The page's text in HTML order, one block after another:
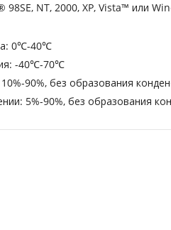
NT, 2000, XP, Vista™ или
0℃-40℃
-40℃-70℃
90%, без образования
5%-90%, без образования